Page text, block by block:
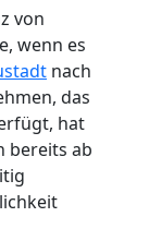
von
wenn es
nach
das
hat
bereits ab